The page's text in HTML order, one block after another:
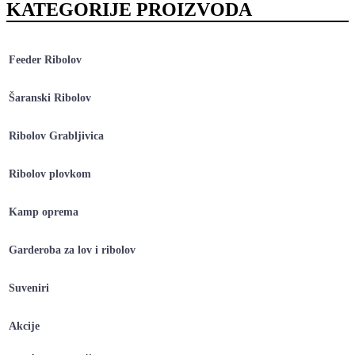
KATEGORIJE PROIZVODA
Feeder Ribolov
Šaranski Ribolov
Ribolov Grabljivica
Ribolov plovkom
Kamp oprema
Garderoba za lov i ribolov
Suveniri
Akcije